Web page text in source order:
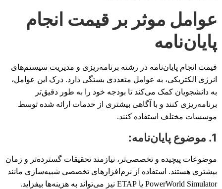
عوامل موثر بر قیمت انجام
پایان‌نامه
قیمت انجام پایان‌نامه در رشته برنامه‌ریزی و مدیریت سیستم‌های
انرژی الکتریکی، به عوامل متعددی بستگی دارد. درک این عوامل،
به دانشجویان کمک می‌کند تا بودجه خود را به طور دقیق‌تر
برنامه‌ریزی کنند و با آگاهی بیشتری از خدمات ارائه شده توسط
موسسات مختلف استفاده کنند.
1. موضوع پایان‌نامه:
موضوعات پیچیده و تخصصی‌تر، نیازمند تحقیقات گسترده‌تر و زمان
بیشتری هستند. استفاده از نرم‌افزارهای تخصصی شبیه‌سازی مانند
PowerWorld Simulator یا ETAP نیز می‌تواند به هزینه‌ها بیفزاید.